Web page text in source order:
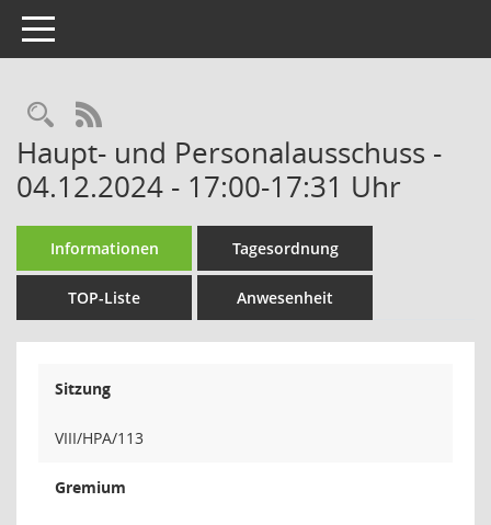
Toggle navigation
Rechercheauswahl
RSS-Feed
Haupt- und Personalausschuss -
04.12.2024 - 17:00-17:31 Uhr
Informationen Tagesordnung
TOP-Liste Anwesenheit
Sitzung
VIII/HPA/113
Gremium